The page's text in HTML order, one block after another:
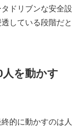
ドリブンな安全設
している段階だと
人を動かす
的に動かすのは人